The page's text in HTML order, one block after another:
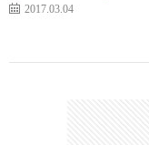
2017.03.04